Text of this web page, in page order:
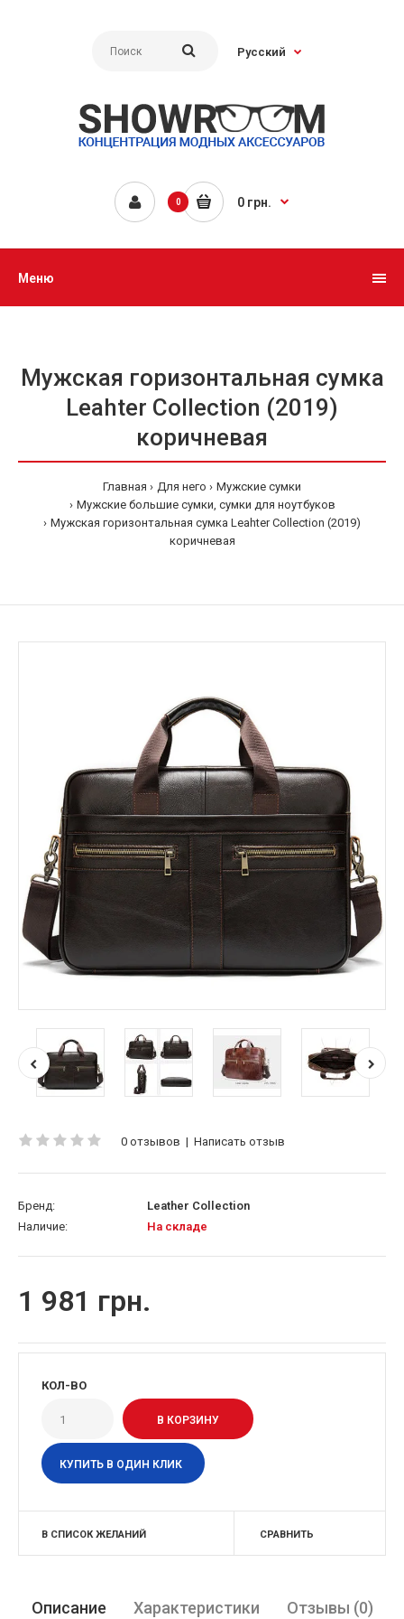
Русский
0 0 грн.
Меню
Мужская горизонтальная сумка
Leahter Collection (2019)
коричневая
Главная Для него
Мужские сумки
Мужские большие сумки, сумки для ноутбуков
Мужская горизонтальная сумка Leahter Collection (2019)
коричневая
0 отзывов | Написать отзыв
Бренд:
Leather Collection
Наличие:
На складе
1 981 грн.
КОЛ-ВО
КУПИТЬ В ОДИН КЛИК
В СПИСОК ЖЕЛАНИЙ СРАВНИТЬ
Описание Характеристики Отзывы (0)